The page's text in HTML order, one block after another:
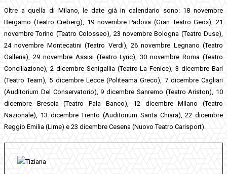
Oltre a quella di Milano, le date già in calendario sono: 18 novembre
Bergamo (Teatro Creberg), 19 novembre Padova (Gran Teatro Geox), 21
novembre Torino (Teatro Colosseo), 23 novembre Bologna (Teatro Duse),
24 novembre Montecatini (Teatro Verdi), 26 novembre Legnano (Teatro
Galleria), 29 novembre Assisi (Teatro Lyric), 30 novembre Roma (Teatro
Conciliazione), 2 dicembre Senigallia (Teatro La Fenice), 3 dicembre Bari
(Teatro Team), 5 dicembre Lecce (Politeama Greco), 7 dicembre Cagliari
(Auditorium Del Conservatorio), 9 dicembre Sanremo (Teatro Ariston), 10
dicembre Brescia (Teatro Pala Banco), 12 dicembre Milano (Teatro
Nazionale), 13 dicembre Trento (Auditorium Santa Chiara), 22 dicembre
Reggio Emilia (Lime) e 23 dicembre Cesena (Nuovo Teatro Carisport).